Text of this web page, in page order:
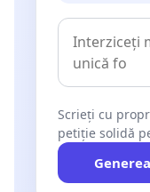
Scrieți cu
petiție solidă